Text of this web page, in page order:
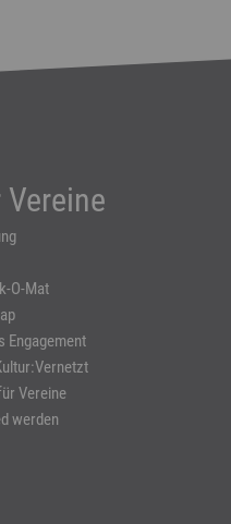
Vereine
O-Mat
Engagement
Vereine
werden